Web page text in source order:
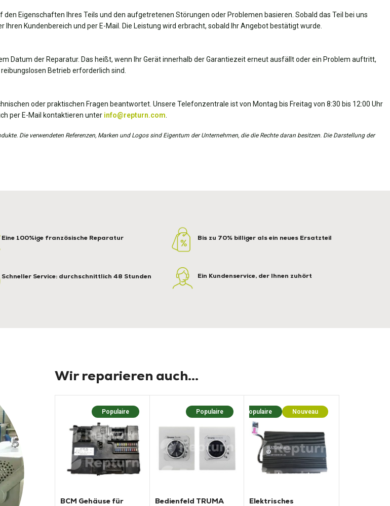
Eigenschaften Ihres Teils und den aufgetretenen Störungen oder Problemen basieren. Sobald das Teil bei uns
Kundenbereich und per E-Mail. Die Leistung wird erbracht, sobald Ihr Angebot bestätigt wurde.
Datum der Reparatur. Das heißt, wenn Ihr Gerät innerhalb der Garantiezeit erneut ausfällt oder ein Problem auftritt,
Betrieb erforderlich sind.
oder praktischen Fragen beantwortet. Unsere Telefonzentrale ist von Montag bis Freitag von 8:30 bis 12:00 Uhr
per E-Mail kontaktieren unter info@repturn.com
Die verwendeten Referenzen, Marken und Logos sind Eigentum der Unternehmen, die die Rechte daran besitzen. Die Darstellung der
Eine 100%ige französische Reparatur
Schneller Service: durchschnittlich 48 Stunden
Bis zu 70% billiger als ein neues Ersatzteil
Ein Kundenservice, der Ihnen zuhört
Wir reparieren auch...
Populaire
BCM Gehäuse für
Populaire
Bedienfeld TRUMA
Populaire Nouveau
Elektrisches